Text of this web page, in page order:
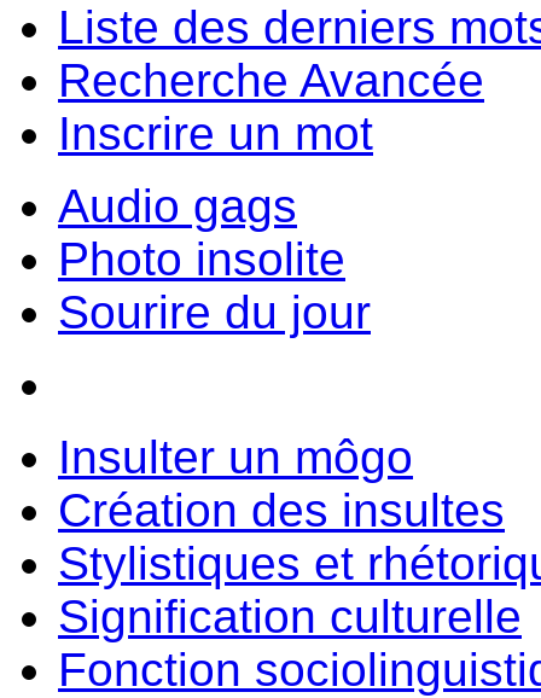
Liste des derniers
Recherche Avancée
Inscrire un mot
Audio gags
Photo insolite
Sourire du jour
Insulter un môgo
Création des insultes
Stylistiques et
Signification culturelle
Fonction